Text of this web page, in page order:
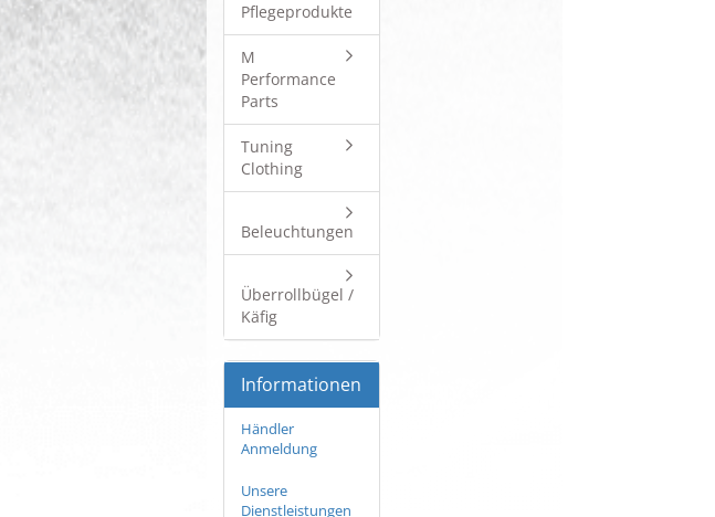
Pflegeprodukte
M
Performance
Parts
Tuning
Clothing
Beleuchtungen
Überrollbügel /
Käfig
Informationen
Händler
Anmeldung
Unsere
Dienstleistungen